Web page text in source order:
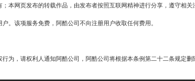
本网页发布的转载作品，由发布者按照互联网精神进行分享，遵守相
。该项服务免费，阿酷公司不向注册用户收取任何费用。
行为，请权利人通知阿酷公司，阿酷公司将根据本条例第二十二条规定删